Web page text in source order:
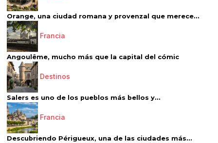
Orange, una ciudad romana y provenzal que merece...
Francia
Angoulême, mucho más que la capital del cómic
Destinos
Salers es uno de los pueblos más bellos y...
Francia
Descubriendo Périgueux, una de las ciudades más...